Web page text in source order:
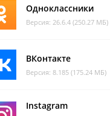
Одноклассники
Версия: 26.6.4 (250.27 МБ)
ВКонтакте
Версия: 8.185 (175.24 МБ)
Instagram